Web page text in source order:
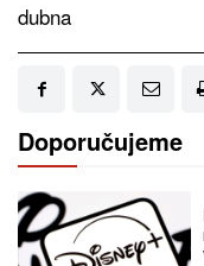
dubna
Doporučujeme